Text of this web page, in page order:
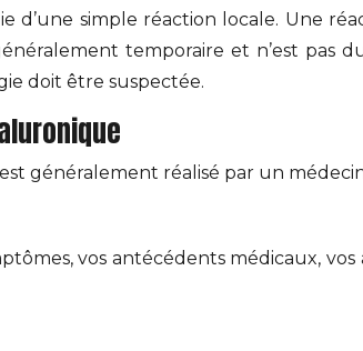
d’une simple réaction locale. Une
temporaire et n’est pas
doit être suspectée.
généralement réalisé par un
vos antécédents médicaux,